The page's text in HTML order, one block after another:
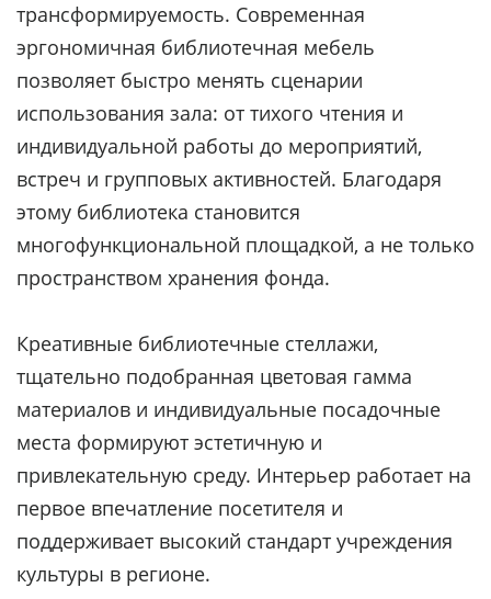
трансформируемость. Современная
эргономичная библиотечная мебель
позволяет быстро менять сценарии
использования зала: от тихого чтения и
индивидуальной работы до мероприятий,
встреч и групповых активностей. Благодаря
этому библиотека становится
многофункциональной площадкой, а не только
пространством хранения фонда.
Креативные библиотечные стеллажи,
тщательно подобранная цветовая гамма
материалов и индивидуальные посадочные
места формируют эстетичную и
привлекательную среду. Интерьер работает на
первое впечатление посетителя и
поддерживает высокий стандарт учреждения
культуры в регионе.